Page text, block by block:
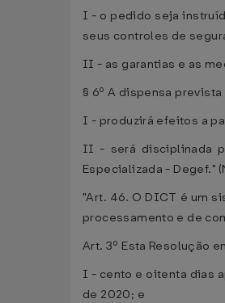
I - o pedido seja
seus controles de
II - as garantias e as
§ 6º A dispensa prevista
I - produzirá efeitos a
II - será disciplinada
Especializada - Degef."
"Art. 46. O DICT é um
processamento e de
Art. 3º Esta Resolução
I - cento e oitenta dias
de 2020; e